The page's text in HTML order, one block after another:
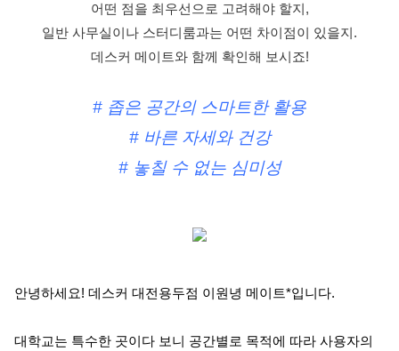
어떤 점을 최우선으로 고려해야 할지,
일반 사무실이나 스터디룸과는 어떤 차이점이 있을지.
데스커 메이트와 함께 확인해 보시죠!
# 좁은 공간의 스마트한 활용
# 바른 자세와 건강
# 놓칠 수 없는 심미성
안녕하세요! 데스커 대전용두점 이원녕 메이트*입니다.
대학교는 특수한 곳이다 보니 공간별로 목적에 따라 사용자의